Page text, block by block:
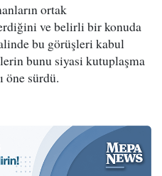
ortak
ve belirli bir konuda
bu görüşleri kabul
bunu siyasi kutuplaşma
öne sürdü.